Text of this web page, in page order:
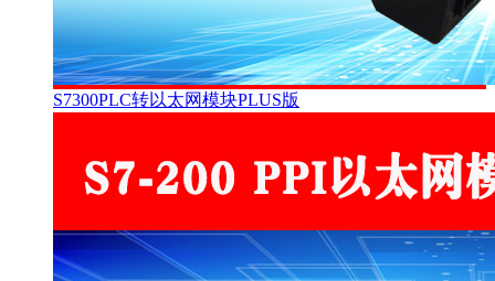
S7300PLC转以太网模块PLUS版